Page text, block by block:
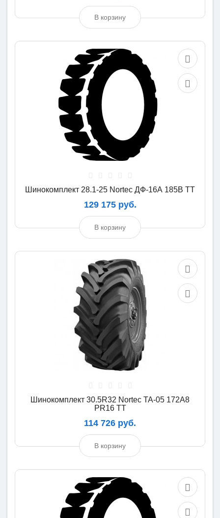
В корзину
Шинокомплект 28.1-25 Nortec ДФ-16А 185B TT
129 175 руб.
В корзину
Шинокомплект 30.5R32 Nortec TA-05 172A8
PR16 TT
114 726 руб.
В корзину